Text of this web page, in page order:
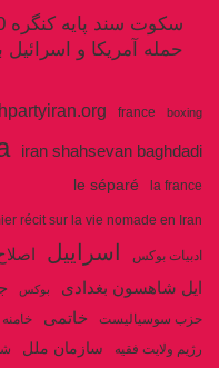
حمله آمریکا و
boxing
france
iran shahsevan baghdadi
la france
le séparé
récit sur la vie nomade en Iran
ادبیات بوکس اسراییل
ایل شاهسون بغدادی بوکس
حزب سوسیالیست خاتمی
رژیم ولایت فقیه سازمان ملل